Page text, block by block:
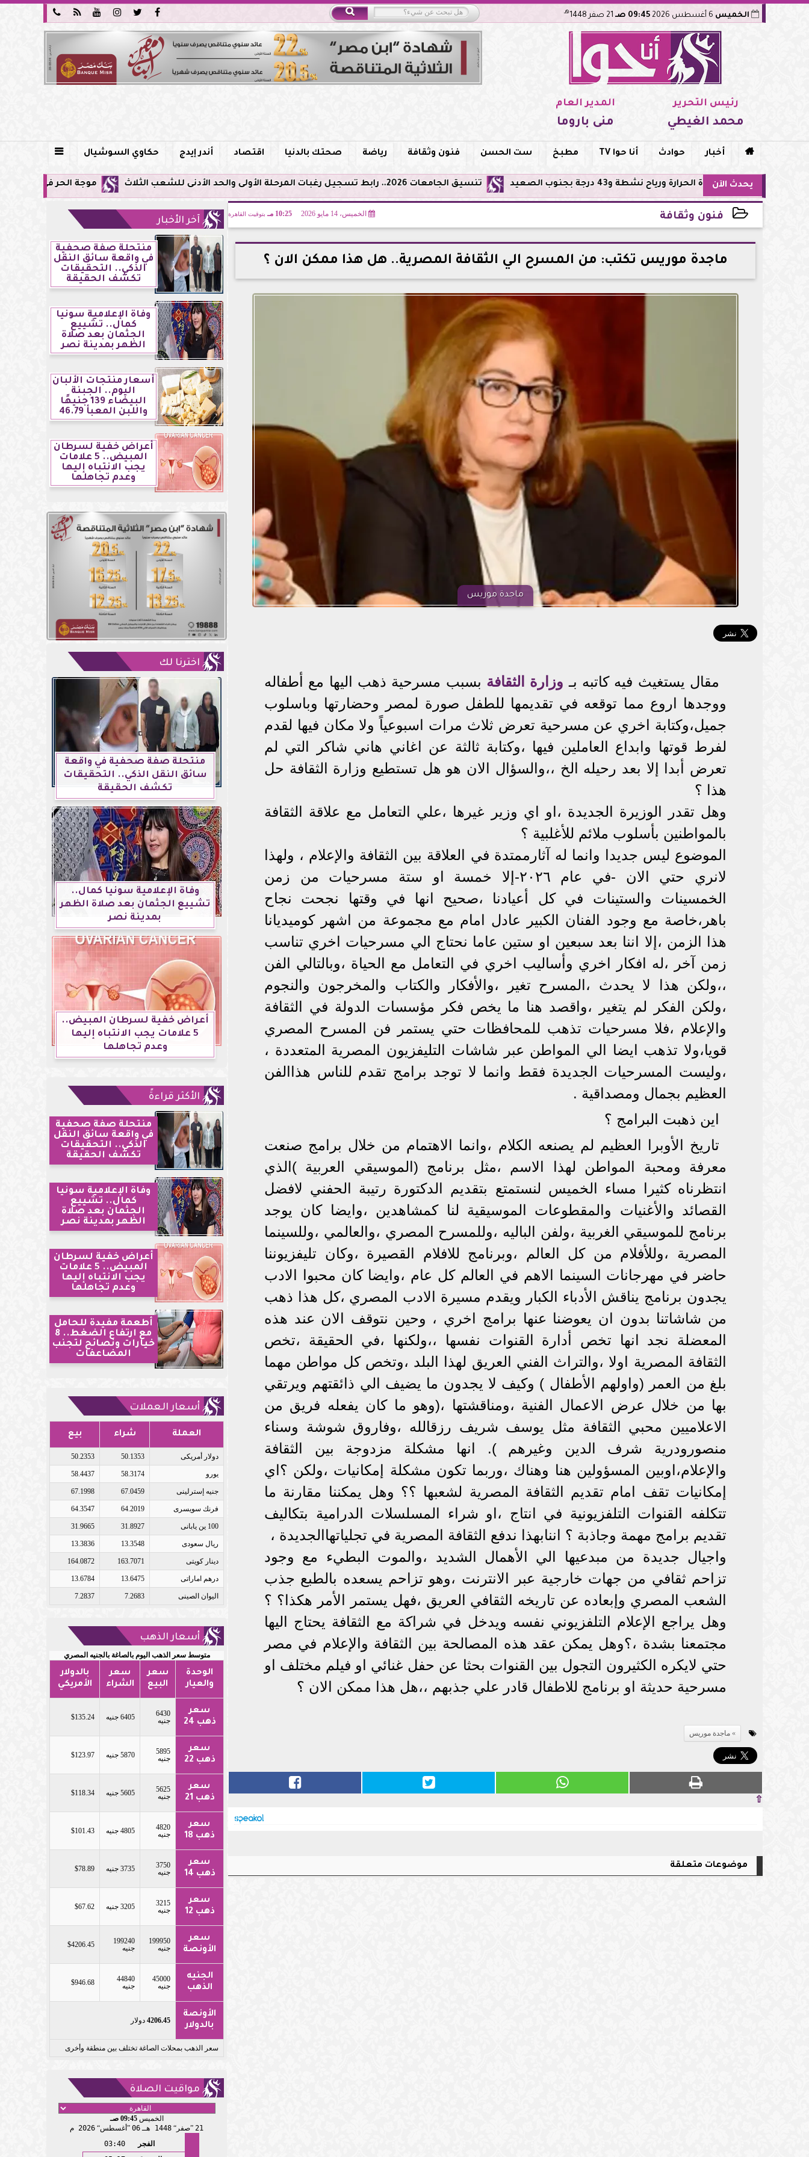





 الخميس 09:45 صـ هـ
رئيس التحرير
محمد الغيطي
المدير العام
منى باروما
 أخبار حوادث أنا حوا TV مطبخ ست الحسن فنون وثقافة رياضة صحتك بالدنيا اقتصاد أندر إيدج حكاوي السوشيال 
يحدث الآن موجة الحر في مصر: موعد الانكسار، تنسيق الجامعات 2026.. رابط تسجيل رغبات المرحلة الأولى والحد الأدنى للشعب الثلاث الحرارة ورياح نشطة و43 درجة بجنوب الصعيد
فنون وثقافة الخميس، 14 مايو 2026 10:25 مـ بتوقيت القاهرة
2026-05-14 22:25:40
ماجدة موريس تكتب: من المسرح الي الثقافة المصرية.. هل هذا ممكن الان ؟
ماجدة موريس
مقال يستغيث فيه كاتبه بـ وزارة الثقافة بسبب مسرحية ذهب اليها مع أطفاله
ووجدها اروع مما توقعه في تقديمها للطفل صورة لمصر وحضارتها وباسلوب
جميل،وكتابة اخري عن مسرحية تعرض ثلاث مرات اسبوعياً ولا مكان فيها لقدم
لفرط قوتها وابداع العاملين فيها ،وكتابة ثالثة عن اغاني هاني شاكر التي لم
تعرض أبدا إلا بعد رحيله الخ ،،والسؤال الان هو هل تستطيع وزارة الثقافة حل
هذا ؟
وهل تقدر الوزيرة الجديدة ،او اي وزير غيرها ،علي التعامل مع علاقة الثقافة
بالمواطنين بأسلوب ملائم للأغلبية ؟
الموضوع ليس جديدا وانما له آثارممتدة في العلاقة بين الثقافة والإعلام ، ولهذا
لانري حتي الان -في عام ٢٠٢٦-إلا خمسة او ستة مسرحيات من زمن
الخمسينات والستينات في كل أعيادنا ،صحيح انها في وقتها نجحت نجاح
باهر،خاصة مع وجود الفنان الكبير عادل امام مع مجموعة من اشهر كوميديانا
هذا الزمن ،إلا اننا بعد سبعين او ستين عاما نحتاج الي مسرحيات اخري تناسب
زمن آخر ،له افكار اخري وأساليب اخري في التعامل مع الحياة ،وبالتالي الفن
،،ولكن هذا لا يحدث ،المسرح تغير ،والأفكار والكتاب والمخرجون والنجوم
،ولكن الفكر لم يتغير ،واقصد هنا ما يخص فكر مؤسسات الدولة في الثقافة
والإعلام ،فلا مسرحيات تذهب للمحافظات حتي يستمر فن المسرح المصري
قويا،ولا تذهب ايضا الي المواطن عبر شاشات التليفزيون المصرية المتعددة ،
،وليست المسرحيات الجديدة فقط وانما لا توجد برامج تقدم للناس هذاالفن
العظيم بجمال ومصداقية .
اين ذهبت البرامج ؟
تاريخ الأوبرا العظيم لم يصنعه الكلام ،وانما الاهتمام من خلال برامج صنعت
معرفة ومحبة المواطن لهذا الاسم ،مثل برنامج (الموسيقي العربية )الذي
انتظرناه كثيرا مساء الخميس لنستمتع بتقديم الدكتورة رتيبة الحفني لافضل
القصائد والأغنيات والمقطوعات الموسيقية لنا كمشاهدين ،وايضا كان يوجد
برنامج للموسيقي الغربية ،ولفن الباليه ،وللمسرح المصري ،والعالمي ،وللسينما
المصرية ،وللأفلام من كل العالم ،وبرنامج للافلام القصيرة ،وكان تليفزيوننا
حاضر في مهرجانات السينما الاهم في العالم كل عام ،وايضا كان محبوا الادب
يجدون برنامج يناقش الأدباء الكبار ويقدم مسيرة الادب المصري ،كل هذا ذهب
من شاشاتنا بدون ان يعوضنا عنها برامج اخري ، وحين نتوقف الان عند هذه
المعضلة نجد انها تخص أدارة القنوات نفسها ،،ولكنها ،في الحقيقة ،تخص
الثقافة المصرية اولا ،والتراث الفني العريق لهذا البلد ،وتخص كل مواطن مهما
بلغ من العمر (واولهم الأطفال ) وكيف لا يجدون ما يضيف الي ذائقتهم ويرتقي
بها من خلال عرض الاعمال الفنية ،ومناقشتها ،(وهو ما كان يفعله فريق من
الاعلاميين محبي الثقافة مثل يوسف شريف رزقالله ،وفاروق شوشة وسناء
منصورودرية شرف الدين وغيرهم ). انها مشكلة مزدوجة بين الثقافة
والإعلام،اوبين المسؤولين هنا وهناك ،وربما تكون مشكلة إمكانيات ،ولكن ؟اي
إمكانيات تقف امام تقديم الثقافة المصرية لشعبها ؟؟ وهل يمكننا مقارنة ما
تتكلفه القنوات التلفزيونية في انتاج ،او شراء المسلسلات الدرامية بتكاليف
تقديم برامج مهمة وجاذبة ؟ اننابهذا ندفع الثقافة المصرية في تجلياتهاالجديدة ،
واجيال جديدة من مبدعيها الي الأهمال الشديد ،والموت البطيء مع وجود
تزاحم ثقافي من جهات خارجية عبر الانترنت ،وهو تزاحم يسعده بالطبع جذب
الشعب المصري وإبعاده عن تاريخه الثقافي العريق ،فهل يستمر الأمر هكذا؟ ؟
وهل يراجع الإعلام التلفزيوني نفسه ويدخل في شراكة مع الثقافة يحتاج اليها
مجتمعنا بشدة ،؟وهل يمكن عقد هذه المصالحة بين الثقافة والإعلام في مصر
حتي لايكره الكثيرون التجول بين القنوات بحثا عن حفل غنائي او فيلم مختلف او
مسرحية حديثة او برنامج للاطفال قادر علي جذبهم ،،هل هذا ممكن الان ؟
ماجدة موريس
⇧
موضوعات متعلقة
آخر الأخبار
منتحلة صفة صحفية
في واقعة سائق النقل
الذكي.. التحقيقات
تكشف الحقيقة
وفاة الإعلامية سونيا
كمال.. تشييع
الجثمان بعد صلاة
الظهر بمدينة نصر
أسعار منتجات الألبان
اليوم.. الجبنة
البيضاء 139 جنيهًا
واللبن المعبأ 46.79
أعراض خفية لسرطان
المبيض.. 5 علامات
يجب الانتباه إليها
وعدم تجاهلها
اخترنا لك
منتحلة صفة صحفية في واقعة
سائق النقل الذكي.. التحقيقات
تكشف الحقيقة
وفاة الإعلامية سونيا كمال..
تشييع الجثمان بعد صلاة الظهر
بمدينة نصر
أعراض خفية لسرطان المبيض..
5 علامات يجب الانتباه إليها
وعدم تجاهلها
الأكثر قراءةً
منتحلة صفة صحفية
في واقعة سائق النقل
الذكي.. التحقيقات
تكشف الحقيقة
وفاة الإعلامية سونيا
كمال.. تشييع
الجثمان بعد صلاة
الظهر بمدينة نصر
أعراض خفية لسرطان
المبيض.. 5 علامات
يجب الانتباه إليها
وعدم تجاهلها
أطعمة مفيدة للحامل
مع ارتفاع الضغط.. 8
خيارات ونصائح لتجنب
المضاعفات
أسعار العملات
العملة شراء بيع
دولار أمريكى 50.1353
50.2353
يورو 58.3174
58.4437
جنيه إسترلينى 67.0459
67.1998
فرنك سويسرى 64.2019
64.3547
100 ين يابانى 31.8927
31.9665
ريال سعودى 13.3548
13.3836
دينار كويتى 163.7071
164.0872
درهم اماراتى 13.6475
13.6784
اليوان الصينى 7.2683
7.2837
أسعار الذهب
متوسط سعر الذهب اليوم بالصاغة بالجنيه المصري
الوحدة
والعيار
سعر
البيع
سعر
الشراء
بالدولار
الأمريكي
سعر
ذهب 24
6430
جنيه
6405 جنيه $135.24
سعر
ذهب 22
5895
جنيه
5870 جنيه $123.97
سعر
ذهب 21
5625
جنيه
5605 جنيه $118.34
سعر
ذهب 18
4820
جنيه
4805 جنيه $101.43
سعر
ذهب 14
3750
جنيه
3735 جنيه $78.89
سعر
ذهب 12
3215
جنيه
3205 جنيه $67.62
سعر
الأونصة
199950
جنيه
199240
جنيه
$4206.45
الجنيه
الذهب
45000
جنيه
44840
جنيه
$946.68
الأونصة
بالدولار
4206.45 دولار
سعر الذهب بمحلات الصاغة تختلف بين منطقة وأخرى
مواقيت الصلاة
الخميس09:45 صـ
21 صفر 1448 هـ 06 أغسطس 2026 م
الفجر
03:40